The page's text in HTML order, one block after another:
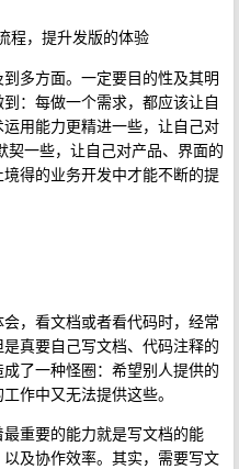
程，提升发版的体验
多方面。一定要目的性及其明
：每做一个需求，都应该让自
用能力更精进一些，让自己对
一些，让自己对产品、界面的
得的业务开发中才能不断的提
，看文档或者看代码时，经常
真要自己写文档、代码注释的
了一种怪圈：希望别人提供的
作中又无法提供这些。
重要的能力就是写文档的能
及协作效率。其实，需要写文